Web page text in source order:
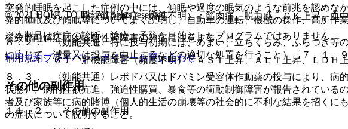
突発的睡眠を起こした症例の中には、傾眠や過度の眠気のような前兆を認め
発的睡眠及び傾眠等についてよく説明し、自動車の運転、機械の操作、高所
８．２． 〈効能共通〉特に投与初期には、めまい、立ちくらみ、ふらつき等
に応じて、減量又は投与を中止するなどの適切な処置を行うこと）〔７．１、
８．３． 〈効能共通〉レボドパ又はドパミン受容体作動薬の投与により、病
状態）、病的性欲亢進、強迫性購買、暴食等の衝動制御障害が報告されてい
者及び家族等に病的賭博（個人的生活の崩壊等の社会的に不利な結果を招く
の症状について説明すること。
１１．１．５． 横紋筋融解症（頻度不明）：筋肉痛、脱力感、ＣＫ上昇、血
横紋筋融解症による急性腎障害の発症に注意すること。
１１．１．６． 肝機能障害（頻度不明）：ＡＳＴ上昇、ＡＬＴ上昇、ＬＤＨ
その他の副作用
１１．２． その他の副作用
© 2021 HOKUTO Inc. All rights reserved.
※本製品は疾病の診断・治療・予防を目的としたプログラムではありません。
利用規約プライバシーポリシーお問い合わせ